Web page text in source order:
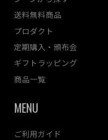
送料無料商品
プロダクト
定期購入・頒布会
ギフトラッピング
商品一覧
MENU
ご利用ガイド